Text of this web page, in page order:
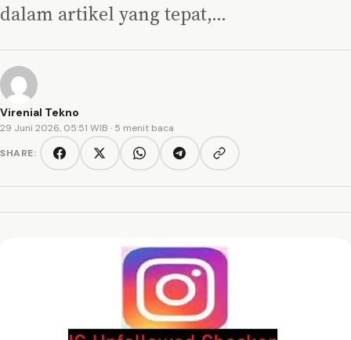
dalam artikel yang tepat,…
Virenial Tekno
29 Juni 2026, 05:51 WIB · 5 menit baca
SHARE:
FacebookTwitter/XWhatsAppTelegramCopy link